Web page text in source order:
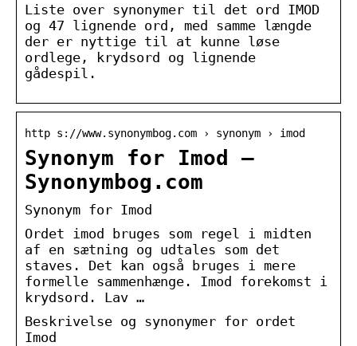
Liste over synonymer til det ord IMOD
og 47 lignende ord, med samme længde
der er nyttige til at kunne løse
ordlege, krydsord og lignende
gådespil.
http s://www.synonymbog.com › synonym › imod
Synonym for Imod –
Synonymbog.com
Synonym for Imod
Ordet imod bruges som regel i midten
af ​​en sætning og udtales som det
staves. Det kan også bruges i mere
formelle sammenhænge. Imod forekomst i
krydsord. Lav …
Beskrivelse og synonymer for ordet
Imod